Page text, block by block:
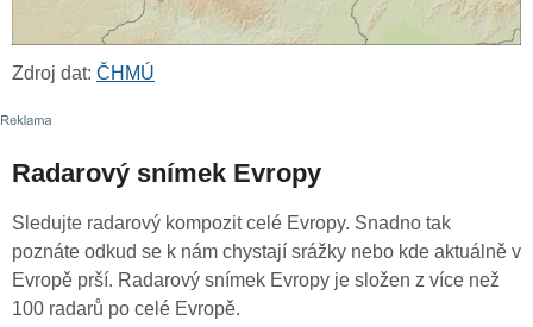
Zdroj dat: ČHMÚ
Radarový snímek Evropy
Sledujte radarový kompozit celé Evropy. Snadno tak
poznáte odkud se k nám chystají srážky nebo kde aktuálně v
Evropě prší. Radarový snímek Evropy je složen z více než
100 radarů po celé Evropě.